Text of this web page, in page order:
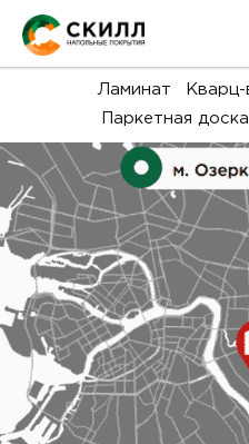
Ламинат
Кварц-
Паркетная доска